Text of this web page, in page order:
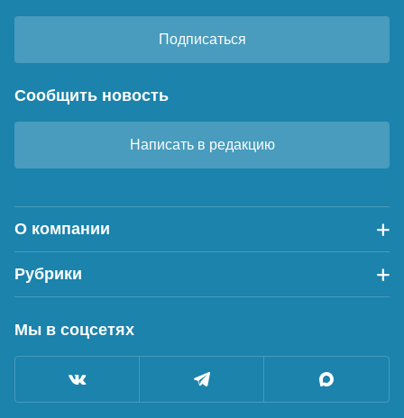
Подписаться
Сообщить новость
Написать в редакцию
О компании
Рубрики
Мы в соцсетях